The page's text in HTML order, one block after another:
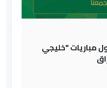
مباريات "خليجي